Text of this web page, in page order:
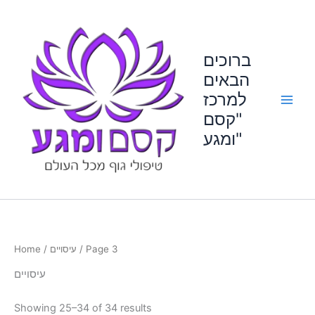
ברוכים
הבאים
למרכז
"קסם
ומגע"
Home / עיסויים / Page 3
עיסויים
Showing 25–34 of 34 results